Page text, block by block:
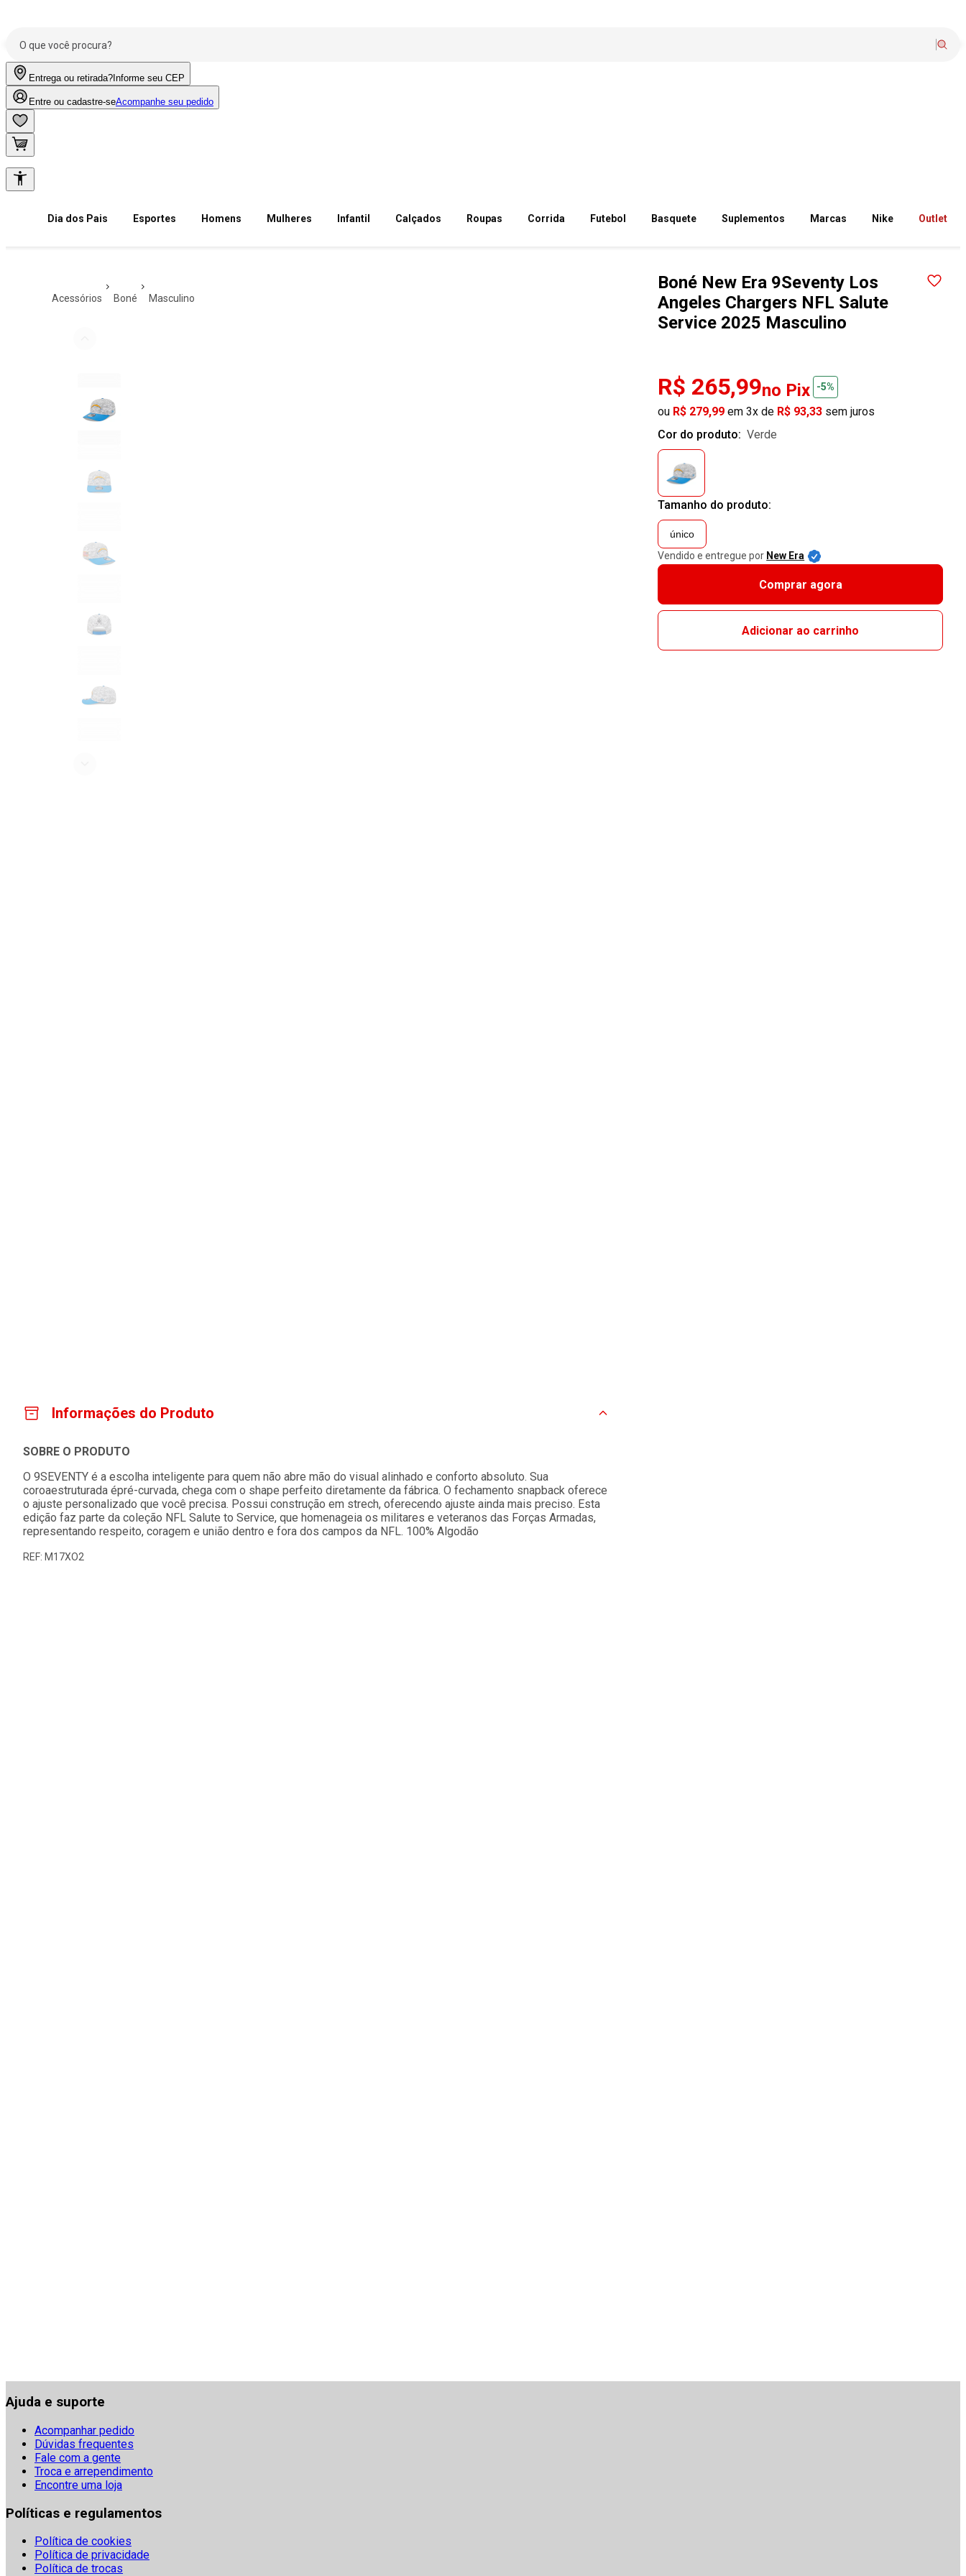
Entrega ou retirada? Informe seu CEP
Entre ou cadastre-seAcompanhe seu pedido
Dia dos Pais Esportes Homens Mulheres Infantil Calçados Roupas Corrida Futebol Basquete Suplementos Marcas Nike Outlet
acessórios boné masculino
Boné New Era 9Seventy Los
Angeles Chargers NFL Salute
Service 2025 Masculino
R$ 265,99no Pix -5%
ou R$ 279,99 em 3x de R$ 93,33 sem juros
Cor do produto:
verde
Tamanho do produto:
único
Vendido e entregue por New Era
Comprar agora
Adicionar ao carrinho
Informações do Produto
SOBRE O PRODUTO
O 9SEVENTY é a escolha inteligente para quem não abre mão do visual alinhado e conforto absoluto. Sua
coroaestruturada épré-curvada, chega com o shape perfeito diretamente da fábrica. O fechamento snapback oferece
o ajuste personalizado que você precisa. Possui construção em strech, oferecendo ajuste ainda mais preciso. Esta
edição faz parte da coleção NFL Salute to Service, que homenageia os militares e veteranos das Forças Armadas,
representando respeito, coragem e união dentro e fora dos campos da NFL. 100% Algodão
REF: M17XO2
Ajuda e suporte
Acompanhar pedido
Dúvidas frequentes
Fale com a gente
Troca e arrependimento
Encontre uma loja
Políticas e regulamentos
Política de cookies
Política de privacidade
Política de trocas